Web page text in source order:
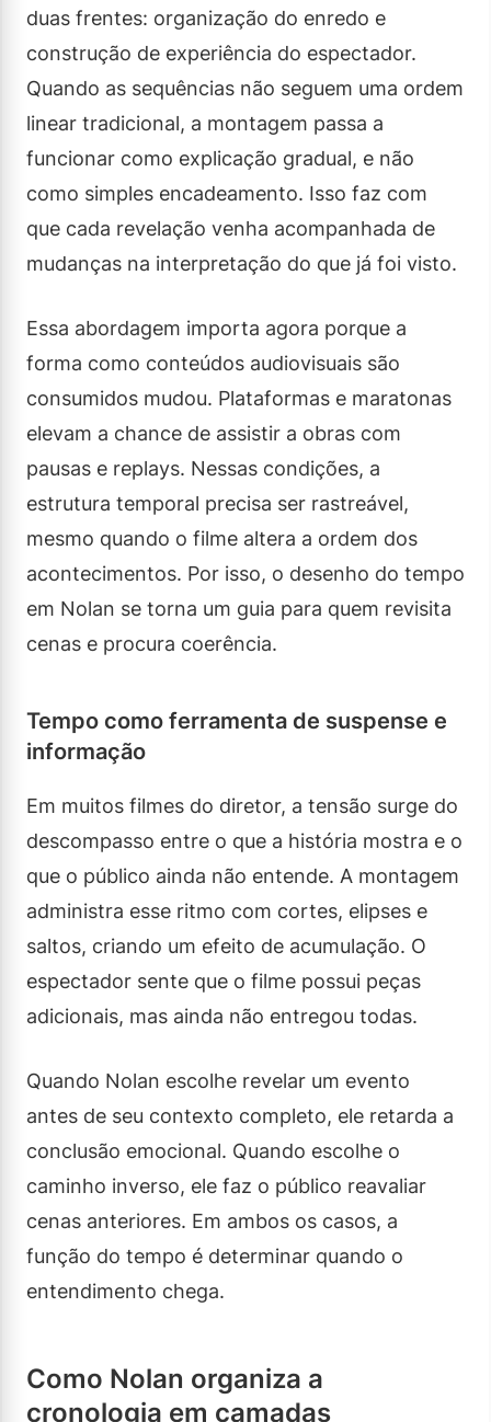
duas frentes: organização do enredo e
construção de experiência do espectador.
Quando as sequências não seguem uma ordem
linear tradicional, a montagem passa a
funcionar como explicação gradual, e não
como simples encadeamento. Isso faz com
que cada revelação venha acompanhada de
mudanças na interpretação do que já foi visto.
Essa abordagem importa agora porque a
forma como conteúdos audiovisuais são
consumidos mudou. Plataformas e maratonas
elevam a chance de assistir a obras com
pausas e replays. Nessas condições, a
estrutura temporal precisa ser rastreável,
mesmo quando o filme altera a ordem dos
acontecimentos. Por isso, o desenho do tempo
em Nolan se torna um guia para quem revisita
cenas e procura coerência.
Tempo como ferramenta de suspense e
informação
Em muitos filmes do diretor, a tensão surge do
descompasso entre o que a história mostra e o
que o público ainda não entende. A montagem
administra esse ritmo com cortes, elipses e
saltos, criando um efeito de acumulação. O
espectador sente que o filme possui peças
adicionais, mas ainda não entregou todas.
Quando Nolan escolhe revelar um evento
antes de seu contexto completo, ele retarda a
conclusão emocional. Quando escolhe o
caminho inverso, ele faz o público reavaliar
cenas anteriores. Em ambos os casos, a
função do tempo é determinar quando o
entendimento chega.
Como Nolan organiza a
cronologia em camadas